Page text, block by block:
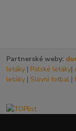
Partnerské weby:
letáky | Polské letáky|
letáky | Slovní fotbal |